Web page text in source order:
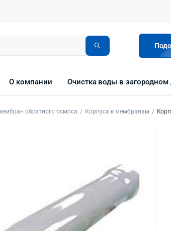
О компании Очистка воды в
обратного осмоса Корпуса к мембранам